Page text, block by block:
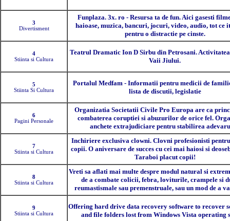
3
Divertisment
Funplaza. 3x. ro - Resursa ta de fun. Aici gasesti
haioase, muzica, bancuri, jocuri, video, audio, tot ce
pentru o distractie pe cinste.
4
Stiinta si Cultura
Teatrul Dramatic Ion D Sirbu din Petrosani.
Vaii Jiului.
5
Stiinta Si Cultura
Portalul Medfam - Informatii pentru medicii de
lista de discutii, legislatie
6
Pagini Personale
Organizatia Societatii Civile Pro Europa are ca
combaterea coruptiei si abuzurilor de orice fel.
anchete extrajudiciare pentru stabilirea
7
Stiinta si Cultura
Inchiriere exclusiva clowni. Clovni profesionisti
copii. O aniversare de succes cu cei mai haiosi si
Taraboi placut copii!
8
Stiinta si Cultura
Vreti sa aflati mai multe despre modul natural si
de a combate colicii, febra, loviturile, crampele si
reumastismale sau premenstruale, sau un mod de a
9
Stiinta si Cultura
Offering hard drive data recovery software to recover
and file folders lost from Windows Vista operating